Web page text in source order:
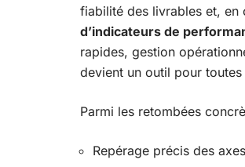
fiabilité des livrables et, en
d’indicateurs de
rapides, gestion
devient un outil pour
Parmi les retombées
Repérage précis des